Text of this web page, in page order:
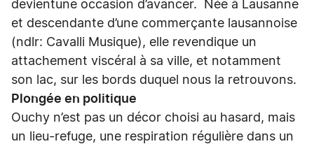
devientune occasion d’avancer. Née à Lausanne
et descendante d’une commerçante lausannoise
(ndlr: Cavalli Musique), elle revendique un
attachement viscéral à sa ville, et notamment
son lac, sur les bords duquel nous la retrouvons.
Plongée en politique
Ouchy n’est pas un décor choisi au hasard, mais
un lieu-refuge, une respiration régulière dans un